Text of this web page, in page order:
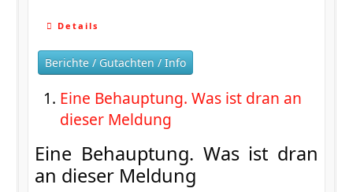
Details
Berichte / Gutachten / Info
Eine Behauptung. Was ist dran an
dieser Meldung
Eine Behauptung. Was ist dran
an dieser Meldung